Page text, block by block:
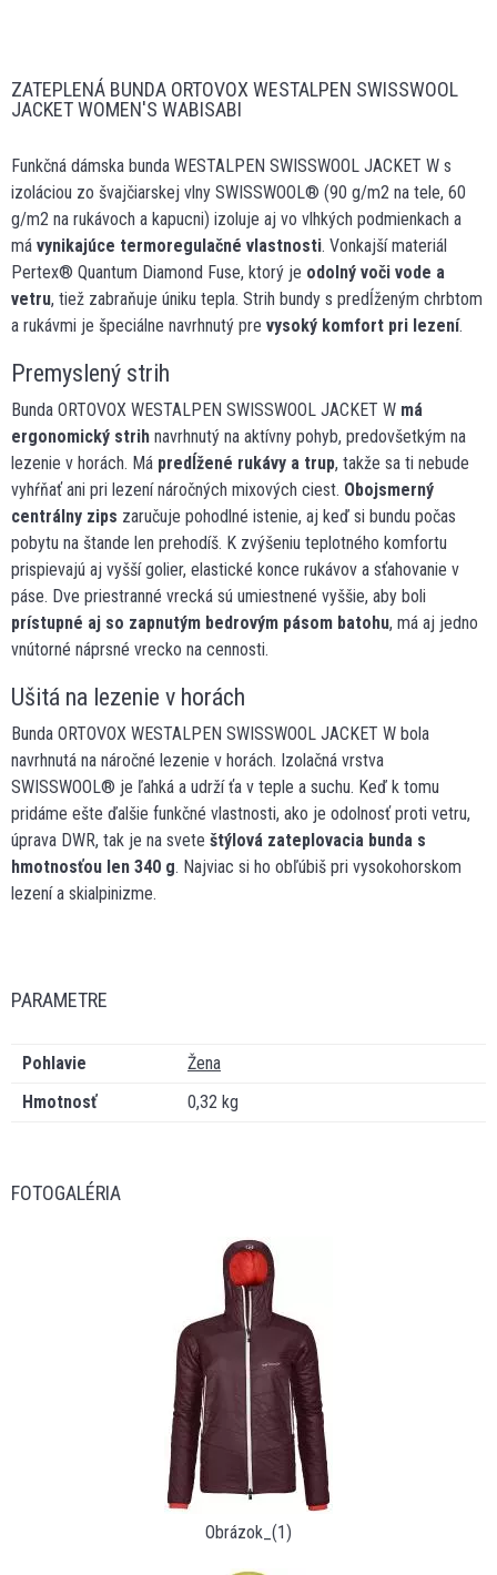
ZATEPLENÁ BUNDA ORTOVOX WESTALPEN SWISSWOOL
JACKET WOMEN'S WABISABI
Funkčná dámska bunda WESTALPEN SWISSWOOL JACKET W s
izoláciou zo švajčiarskej vlny SWISSWOOL® (90 g/m2 na tele, 60
g/m2 na rukávoch a kapucni) izoluje aj vo vlhkých podmienkach a
má vynikajúce termoregulačné vlastnosti. Vonkajší materiál
Pertex® Quantum Diamond Fuse, ktorý je odolný voči vode a
vetru, tiež zabraňuje úniku tepla. Strih bundy s predĺženým chrbtom
a rukávmi je špeciálne navrhnutý pre vysoký komfort pri lezení.
Premyslený strih
Bunda ORTOVOX WESTALPEN SWISSWOOL JACKET W má
ergonomický strih navrhnutý na aktívny pohyb, predovšetkým na
lezenie v horách. Má predĺžené rukávy a trup, takže sa ti nebude
vyhŕňať ani pri lezení náročných mixových ciest. Obojsmerný
centrálny zips zaručuje pohodlné istenie, aj keď si bundu počas
pobytu na štande len prehodíš. K zvýšeniu teplotného komfortu
prispievajú aj vyšší golier, elastické konce rukávov a sťahovanie v
páse. Dve priestranné vrecká sú umiestnené vyššie, aby boli
prístupné aj so zapnutým bedrovým pásom batohu, má aj jedno
vnútorné náprsné vrecko na cennosti.
Ušitá na lezenie v horách
Bunda ORTOVOX WESTALPEN SWISSWOOL JACKET W bola
navrhnutá na náročné lezenie v horách. Izolačná vrstva
SWISSWOOL® je ľahká a udrží ťa v teple a suchu. Keď k tomu
pridáme ešte ďalšie funkčné vlastnosti, ako je odolnosť proti vetru,
úprava DWR, tak je na svete štýlová zateplovacia bunda s
hmotnosťou len 340 g. Najviac si ho obľúbiš pri vysokohorskom
lezení a skialpinizme.
PARAMETRE
Pohlavie
Žena
Hmotnosť
0,32 kg
FOTOGALÉRIA
Obrázok_(1)